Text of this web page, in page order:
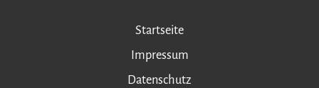
Startseite
Impressum
Datenschutz